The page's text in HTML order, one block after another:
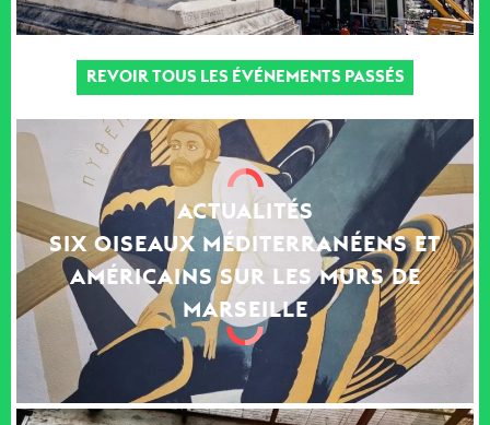
REVOIR TOUS LES ÉVÉNEMENTS PASSÉS
ACTUALITÉS
SIX OISEAUX MÉDITERRANÉENS ET
AMÉRICAINS SUR LES MURS DE
MARSEILLE